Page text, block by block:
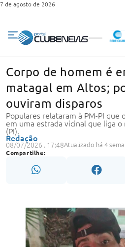
7 de agosto de 2026
Corpo de homem é
matagal em Altos;
ouviram disparos
Populares relataram à PM-PI
em uma estrada vicinal que liga
(PI).
Redação
08/07/2026 . 17:48Atualizado há 4
Compartilhe: